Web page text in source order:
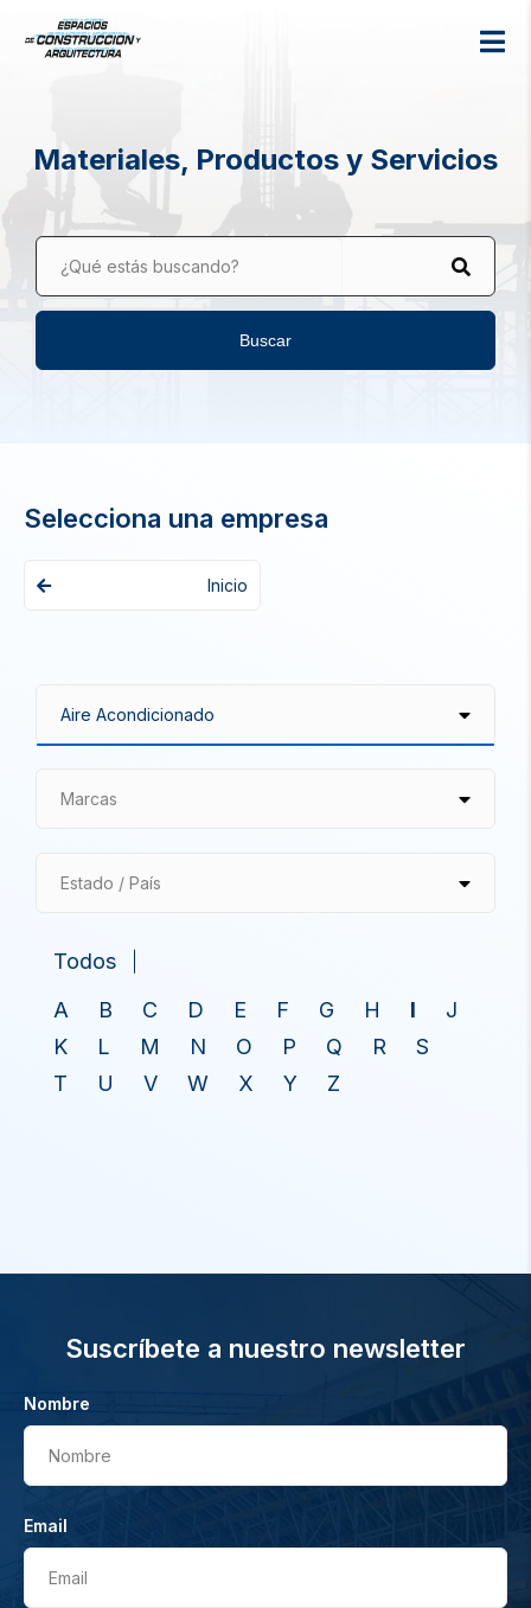
Materiales, Productos y Servicios
¿Qué estás buscando?
Buscar
Selecciona una empresa
Inicio
Marcas
Estado / País
Todos
A
B C D E F G H I
J
K
L M N O P Q R
S
T
U V W X Y Z
Suscríbete a nuestro newsletter
Nombre
Nombre
Email
Email